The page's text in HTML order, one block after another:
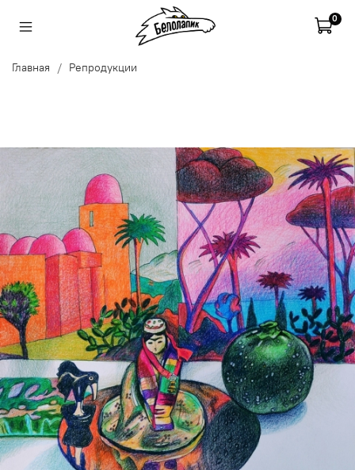
0
Главная Репродукции